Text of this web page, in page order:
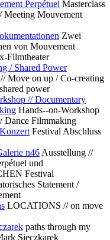
Perpétuel Masterclass
Meeting Mouvement
Zwei
von Mouvement
Filmtheater
/ Shared Power
Move on up / Co-creating
power
// Documentary
Hands--on-Workshop
Dance Filmmaking
Festival Abschluss
n46 Ausstellung //
und
Festival
Statement /
LOCATIONS // on move
paths through my
Sieczkarek